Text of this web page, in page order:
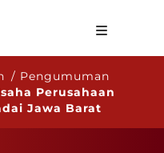
/ Pengumuman
Perusahaan
Jawa Barat